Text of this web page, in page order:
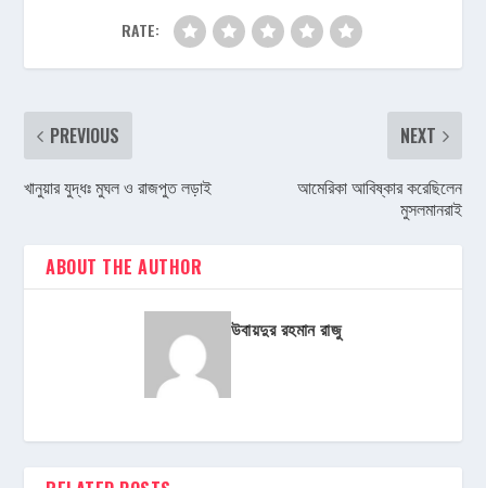
RATE:
PREVIOUS
খানুয়ার যুদ্ধঃ মুঘল ও রাজপুত লড়াই
NEXT
আমেরিকা আবিষ্কার করেছিলেন
মুসলমানরাই
ABOUT THE AUTHOR
উবায়দুর রহমান রাজু